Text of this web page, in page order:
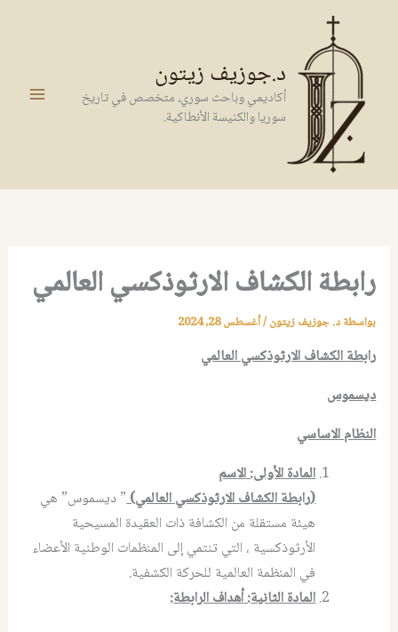
المحتوى
د.جوزيف زيتون
أكاديمي وباحث سوري، متخصص في تاريخ
سوريا والكنيسة الأنطاكية.
رابطة الكشاف الارثوذكسي العالمي
بواسطةد. جوزيف زيتون/أغسطس 28, 2024
رابطة الكشاف الارثوذكسي العالمي
ديسموس
النظام الاساسي
المادة الأولى:الاسم
(رابطة الكشاف الارثوذكسي العالمي)” ديسموس” هي
هيئة مستقلة من الكشافة ذات العقيدة المسيحية
الأرثوذكسية ، التي تنتمي إلى المنظمات الوطنية الأعضاء
في المنظمة العالمية للحركة الكشفية.
المادة الثانية:أهداف الرابطة: